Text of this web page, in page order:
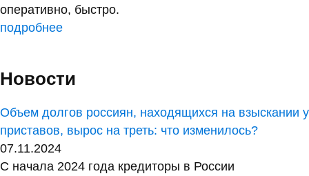
оперативно, быстро.
подробнее
Новости
Объем долгов россиян, находящихся на взыскании у
приставов, вырос на треть: что изменилось?
07.11.2024
С начала 2024 года кредиторы в России